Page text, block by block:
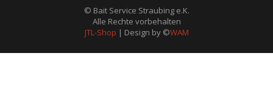
© Bait Service Straubing e.K.
Alle Rechte vorbehalten
JTL-Shop | Design by ©WAM